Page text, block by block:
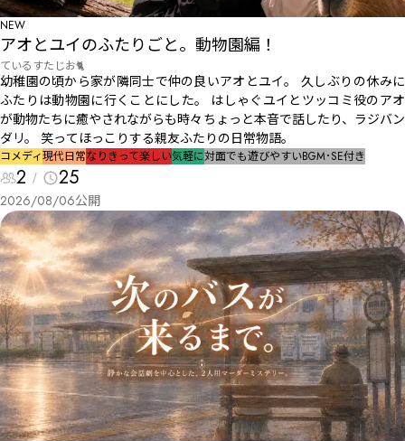
NEW
アオとユイのふたりごと。動物園編！
ているすたじお🐈
幼稚園の頃から家が隣同士で仲の良いアオとユイ。 久しぶりの休みに
ふたりは動物園に行くことにした。 はしゃぐユイとツッコミ役のアオ
が動物たちに癒やされながらも時々ちょっと本音で話したり、ラジバン
ダリ。 笑ってほっこりする親友ふたりの日常物語。
コメディ現代日常なりきって楽しい気軽に対面でも遊びやすいBGM･SE付き
2 25
2026/08/06公開